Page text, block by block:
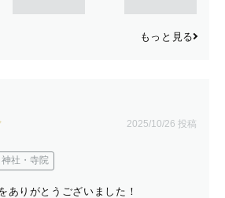
もっと見る
2025/10/26 投稿
神社・寺院
ありがとうございました！